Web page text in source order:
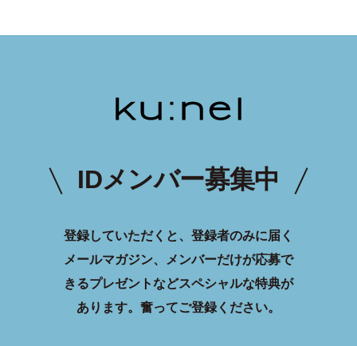
IDメンバー募集中
登録していただくと、登録者のみに届く
メールマガジン、メンバーだけが応募で
きるプレゼントなどスペシャルな特典が
あります。 奮ってご登録ください。